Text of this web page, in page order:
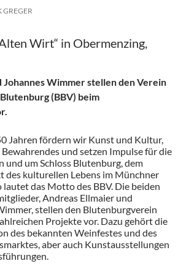
GREGER
Wirt“ in Obermenzing,
Johannes Wimmer stellen den Verein
(BBV) beim
Jahren fördern wir Kunst und Kultur,
und setzen Impulse für die
und um Schloss Blutenburg, dem
des kulturellen Lebens im Münchner
lautet das Motto des BBV. Die beiden
Andreas Ellmaier und
stellen den Blutenburgverein
Projekte vor. Dazu gehört die
des bekannten Weinfestes und des
aber auch Kunstausstellungen